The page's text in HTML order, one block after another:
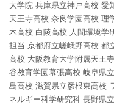
大学院 兵庫県立神戸高校 愛
天王寺高校 奈良学園高校 理
木高校 白陵高校 人間環境学
担当 京都府立嵯峨野高校 都
高校 大阪教育大学附属天王
谷教育学園幕張高校 岐阜県
島高校 滋賀県立彦根東高校
ネルギー科学研究科 長野県